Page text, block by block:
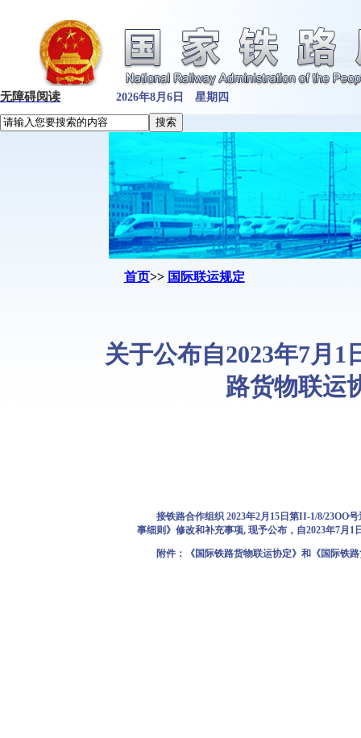
无障碍阅读 2026年8月6日 星期四
首页>> 国际联运规定
关于公布自2023年7月
路货物联运
接铁路合作组织 2023年2月15日第II-1/8/23OO号
事细则》修改和补充事项, 现予公布，自2023年7月1
附件：《国际铁路货物联运协定》和《国际铁路